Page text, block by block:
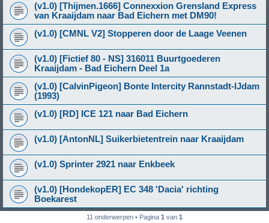
(v1.0) [Thijmen.1666] Connexxion Grensland Express
van Kraaijdam naar Bad Eichern met DM90!
(v1.0) [CMNL V2] Stopperen door de Laage Veenen
(v1.0) [Fictief 80 - NS] 316011 Buurtgoederen
Kraaijdam - Bad Eichern Deel 1a
(v1.0) [CalvinPigeon] Bonte Intercity Rannstadt-IJdam
(1993)
(v1.0) [RD] ICE 121 naar Bad Eichern
(v1.0) [AntonNL] Suikerbietentrein naar Kraaijdam
(v1.0) Sprinter 2921 naar Enkbeek
(v1.0) [HondekopER] EC 348 'Dacia' richting
Boekarest
11 onderwerpen • Pagina 1 van 1